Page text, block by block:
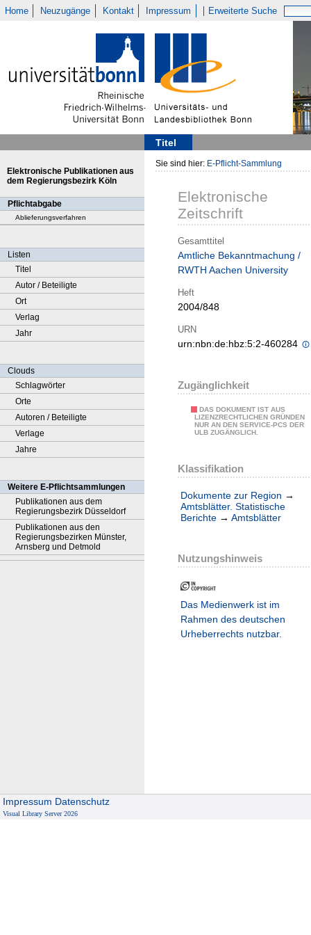
Home Neuzugänge Kontakt Impressum Erweiterte Suche
Titel
Elektronische Publikationen aus
dem Regierungsbezirk Köln
Pflichtabgabe
Ablieferungsverfahren
Listen
Titel
Autor / Beteiligte
Ort
Verlag
Jahr
Clouds
Schlagwörter
Orte
Autoren / Beteiligte
Verlage
Jahre
Weitere E-Pflichtsammlungen
Publikationen aus dem
Regierungsbezirk Düsseldorf
Publikationen aus den
Regierungsbezirken Münster,
Arnsberg und Detmold
Sie sind hier: E-Pflicht-Sammlung
Elektronische
Zeitschrift
Gesamttitel
Amtliche Bekanntmachung /
RWTH Aachen University
Heft
2004/848
URN
urn:nbn:de:hbz:5:2-460284
Zugänglichkeit
DAS DOKUMENT IST AUS
LIZENZRECHTLICHEN GRÜNDEN
NUR AN DEN SERVICE-PCS DER
ULB ZUGÄNGLICH.
Klassifikation
Dokumente zur Region →
Amtsblätter. Statistische
Berichte → Amtsblätter
Nutzungshinweis
Das Medienwerk ist im
Rahmen des deutschen
Urheberrechts nutzbar.
Impressum Datenschutz
Visual Library Server 2026